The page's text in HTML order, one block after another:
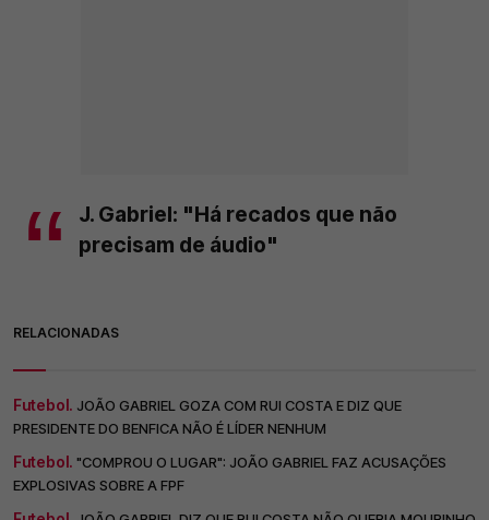
J. Gabriel: "Há recados que não
precisam de áudio"
RELACIONADAS
Futebol. JOÃO GABRIEL GOZA COM RUI COSTA E DIZ QUE
PRESIDENTE DO BENFICA NÃO É LÍDER NENHUM
Futebol. "COMPROU O LUGAR": JOÃO GABRIEL FAZ ACUSAÇÕES
EXPLOSIVAS SOBRE A FPF